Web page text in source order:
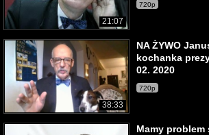
21:07
720p
38:33
NA ŻYWO
kochanka
02. 2020
720p
Mamy